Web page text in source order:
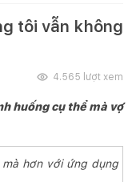
tôi vẫn không
4.565 lượt xem
huống cụ thể mà vợ
hơn với ứng dụng